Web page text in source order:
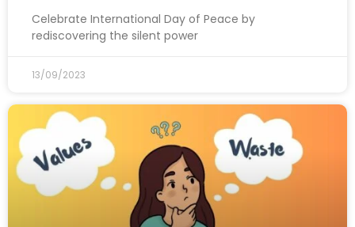
Celebrate International Day of Peace by
rediscovering the silent power
13/09/2023